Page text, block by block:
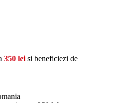
350 lei si beneficiezi de